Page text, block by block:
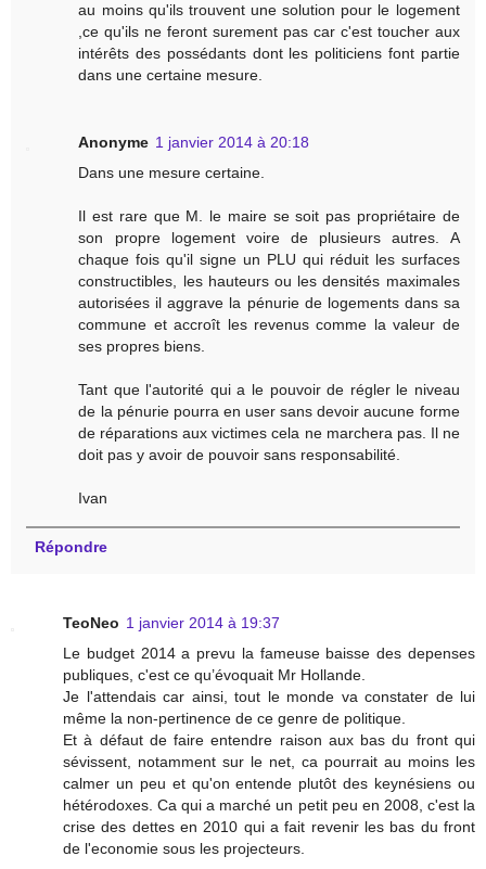
au moins qu'ils trouvent une solution pour le logement
,ce qu'ils ne feront surement pas car c'est toucher aux
intérêts des possédants dont les politiciens font partie
dans une certaine mesure.
Anonyme 1 janvier 2014 à 20:18
Dans une mesure certaine.
Il est rare que M. le maire se soit pas propriétaire de
son propre logement voire de plusieurs autres. A
chaque fois qu'il signe un PLU qui réduit les surfaces
constructibles, les hauteurs ou les densités maximales
autorisées il aggrave la pénurie de logements dans sa
commune et accroît les revenus comme la valeur de
ses propres biens.
Tant que l'autorité qui a le pouvoir de régler le niveau
de la pénurie pourra en user sans devoir aucune forme
de réparations aux victimes cela ne marchera pas. Il ne
doit pas y avoir de pouvoir sans responsabilité.
Ivan
Répondre
TeoNeo 1 janvier 2014 à 19:37
Le budget 2014 a prevu la fameuse baisse des depenses
publiques, c'est ce qu’évoquait Mr Hollande.
Je l'attendais car ainsi, tout le monde va constater de lui
même la non-pertinence de ce genre de politique.
Et à défaut de faire entendre raison aux bas du front qui
sévissent, notamment sur le net, ca pourrait au moins les
calmer un peu et qu'on entende plutôt des keynésiens ou
hétérodoxes. Ca qui a marché un petit peu en 2008, c'est la
crise des dettes en 2010 qui a fait revenir les bas du front
de l'economie sous les projecteurs.